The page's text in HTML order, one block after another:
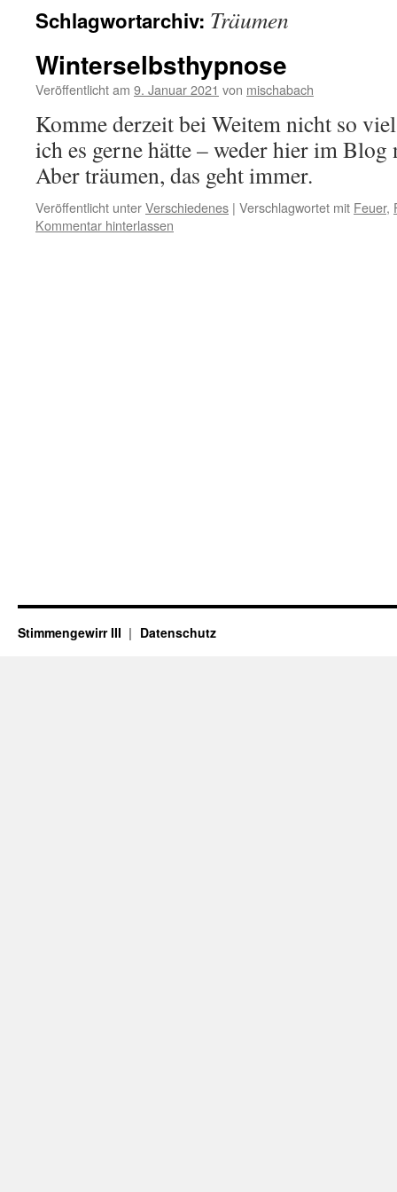
Schlagwortarchiv: Träumen
Winterselbsthypnose
Veröffentlicht am 9. Januar 2021 von mischabach
Komme derzeit bei Weitem nicht so
ich es gerne hätte – weder hier im
Aber träumen, das geht immer.
Veröffentlicht unterVerschiedenes | Verschlagwortet mit Feuer,
Kommentar hinterlassen
Stimmengewirr III Datenschutz